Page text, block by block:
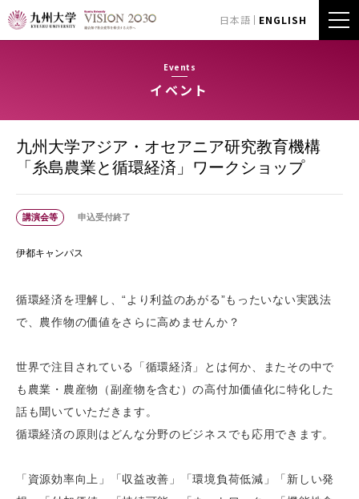
日本語 ENGLISH
Events
イベント
九州大学アジア・オセアニア研究教育機構
「糸島農業と循環経済」ワークショップ
講演会等 申込受付終了
伊都キャンパス
循環経済を理解し、“より利益のあがる”もったいない実践法
で、農作物の価値をさらに高めませんか？
世界で注目されている「循環経済」とは何か、またその中で
も農業・農産物（副産物を含む）の高付加価値化に特化した
話も聞いていただきます。
循環経済の原則はどんな分野のビジネスでも応用できます。
「資源効率向上」「収益改善」「環境負荷低減」「新しい発